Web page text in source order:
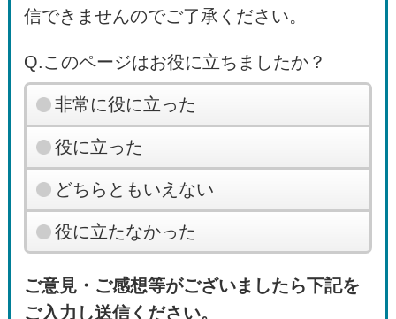
信できませんのでご了承ください。
Q.このページはお役に立ちましたか？
非常に役に立った
役に立った
どちらともいえない
役に立たなかった
ご意見・ご感想等がございましたら下記を
ご入力し送信ください。